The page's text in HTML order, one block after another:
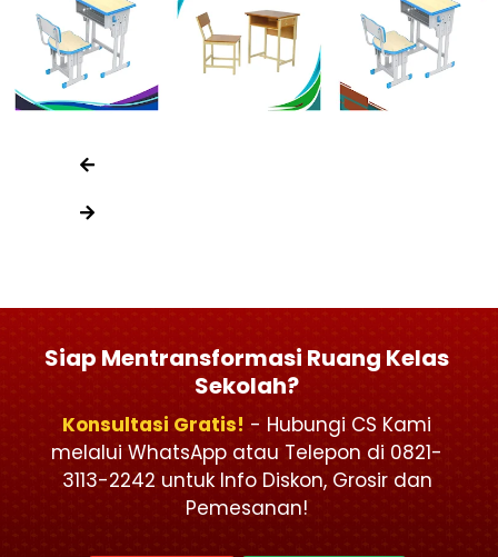
Siap Mentransformasi Ruang Kelas
Sekolah?
Konsultasi Gratis! - Hubungi CS Kami
melalui WhatsApp atau Telepon di 0821-
3113-2242 untuk Info Diskon, Grosir dan
Pemesanan!